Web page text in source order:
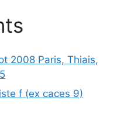
2008 Paris, Thiais,
f (ex caces 9)